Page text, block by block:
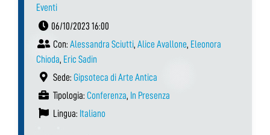
Eventi
06/10/2023 16:00
Con: Alessandra Sciutti, Alice Avallone, Eleonora
Chioda, Eric Sadin
Sede: Gipsoteca di Arte Antica
Tipologia: Conferenza, In Presenza
Lingua: Italiano